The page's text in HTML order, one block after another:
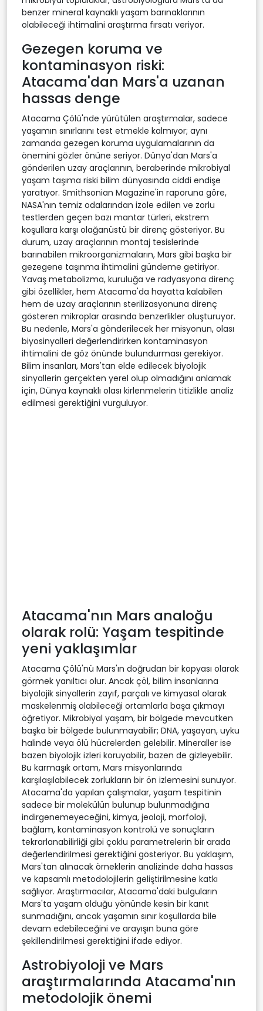
benzer mineral kaynaklı yaşam barınaklarının
olabileceği ihtimalini araştırma fırsatı veriyor.
Gezegen koruma ve
kontaminasyon riski:
Atacama'dan Mars'a uzanan
hassas denge
Atacama Çölü'nde yürütülen araştırmalar, sadece
yaşamın sınırlarını test etmekle kalmıyor; aynı
zamanda gezegen koruma uygulamalarının da
önemini gözler önüne seriyor. Dünya'dan Mars'a
gönderilen uzay araçlarının, beraberinde mikrobiyal
yaşam taşıma riski bilim dünyasında ciddi endişe
yaratıyor. Smithsonian Magazine'in raporuna göre,
NASA'nın temiz odalarından izole edilen ve zorlu
testlerden geçen bazı mantar türleri, ekstrem
koşullara karşı olağanüstü bir direnç gösteriyor. Bu
durum, uzay araçlarının montaj tesislerinde
barınabilen mikroorganizmaların, Mars gibi başka bir
gezegene taşınma ihtimalini gündeme getiriyor.
Yavaş metabolizma, kuruluğa ve radyasyona direnç
gibi özellikler, hem Atacama'da hayatta kalabilen
hem de uzay araçlarının sterilizasyonuna direnç
gösteren mikroplar arasında benzerlikler oluşturuyor.
Bu nedenle, Mars'a gönderilecek her misyonun, olası
biyosinyalleri değerlendirirken kontaminasyon
ihtimalini de göz önünde bulundurması gerekiyor.
Bilim insanları, Mars'tan elde edilecek biyolojik
sinyallerin gerçekten yerel olup olmadığını anlamak
için, Dünya kaynaklı olası kirlenmelerin titizlikle analiz
edilmesi gerektiğini vurguluyor.
Atacama'nın Mars analoğu
olarak rolü: Yaşam tespitinde
yeni yaklaşımlar
Atacama Çölü'nü Mars'ın doğrudan bir kopyası olarak
görmek yanıltıcı olur. Ancak çöl, bilim insanlarına
biyolojik sinyallerin zayıf, parçalı ve kimyasal olarak
maskelenmiş olabileceği ortamlarla başa çıkmayı
öğretiyor. Mikrobiyal yaşam, bir bölgede mevcutken
başka bir bölgede bulunmayabilir; DNA, yaşayan, uyku
halinde veya ölü hücrelerden gelebilir. Mineraller ise
bazen biyolojik izleri koruyabilir, bazen de gizleyebilir.
Bu karmaşık ortam, Mars misyonlarında
karşılaşılabilecek zorlukların bir ön izlemesini sunuyor.
Atacama'da yapılan çalışmalar, yaşam tespitinin
sadece bir molekülün bulunup bulunmadığına
indirgenemeyeceğini, kimya, jeoloji, morfoloji,
bağlam, kontaminasyon kontrolü ve sonuçların
tekrarlanabilirliği gibi çoklu parametrelerin bir arada
değerlendirilmesi gerektiğini gösteriyor. Bu yaklaşım,
Mars'tan alınacak örneklerin analizinde daha hassas
ve kapsamlı metodolojilerin geliştirilmesine katkı
sağlıyor. Araştırmacılar, Atacama'daki bulguların
Mars'ta yaşam olduğu yönünde kesin bir kanıt
sunmadığını, ancak yaşamın sınır koşullarda bile
devam edebileceğini ve arayışın buna göre
şekillendirilmesi gerektiğini ifade ediyor.
Astrobiyoloji ve Mars
araştırmalarında Atacama'nın
metodolojik önemi